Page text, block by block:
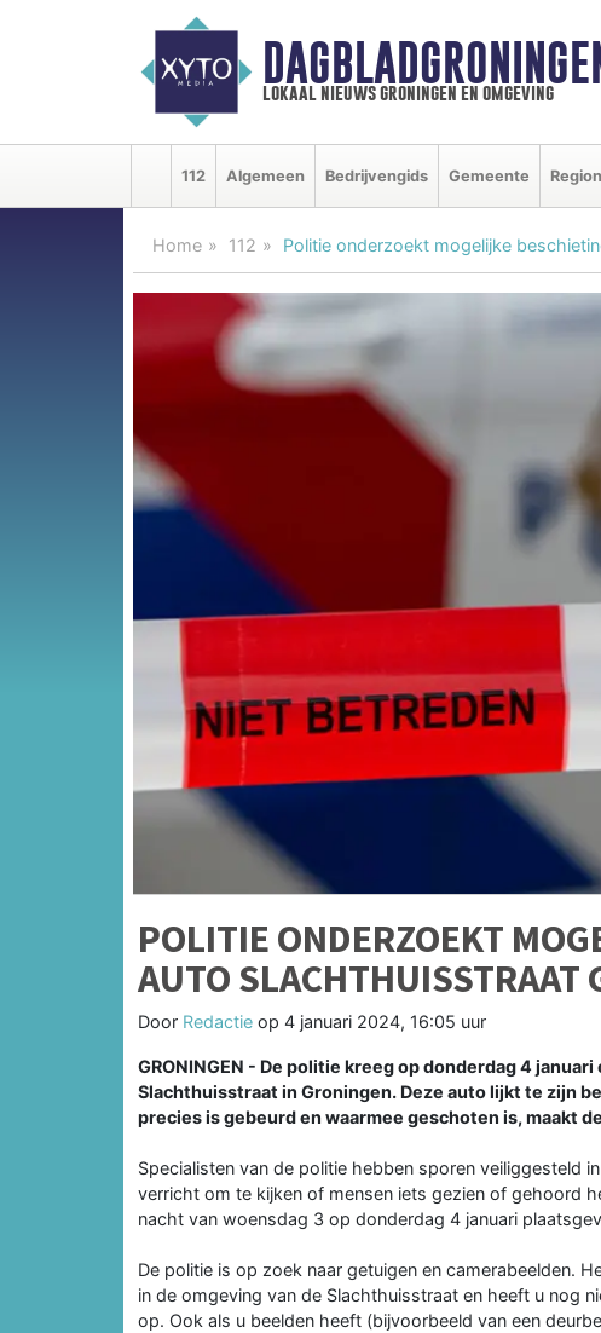
lokaal nieuws groningen en omgeving
112 Algemeen Bedrijvengids Gemeente
Home 112 Politie onderzoekt mogelijke
POLITIE ONDERZOEKT
AUTO SLACHTHUISSTRAAT
Door Redactie op 4 januari 2024, 16:05 uur
GRONINGEN - De politie kreeg op donderdag 4
Slachthuisstraat in Groningen. Deze auto lijkt te zijn
precies is gebeurd en waarmee geschoten is, maakt
Specialisten van de politie hebben sporen veiliggesteld
verricht om te kijken of mensen iets gezien of gehoord
nacht van woensdag 3 op donderdag 4 januari
De politie is op zoek naar getuigen en camerabeelden.
in de omgeving van de Slachthuisstraat en heeft u nog
op. Ook als u beelden heeft (bijvoorbeeld van een